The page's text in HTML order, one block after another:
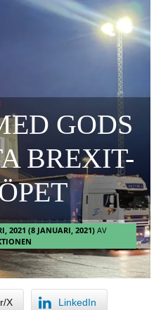
GODS
BREXIT-
2021 (8 JANUARI, 2021) AV
X LinkedIn